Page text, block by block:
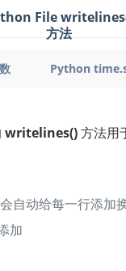
Python
File
方法
writelines()方法用
自动给每一行添加
加